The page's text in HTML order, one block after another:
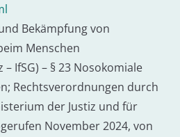
Bekämpfung von
Menschen
IfSG) – § 23 Nosokomiale
Rechtsverordnungen durch
der Justiz und für
November 2024, von